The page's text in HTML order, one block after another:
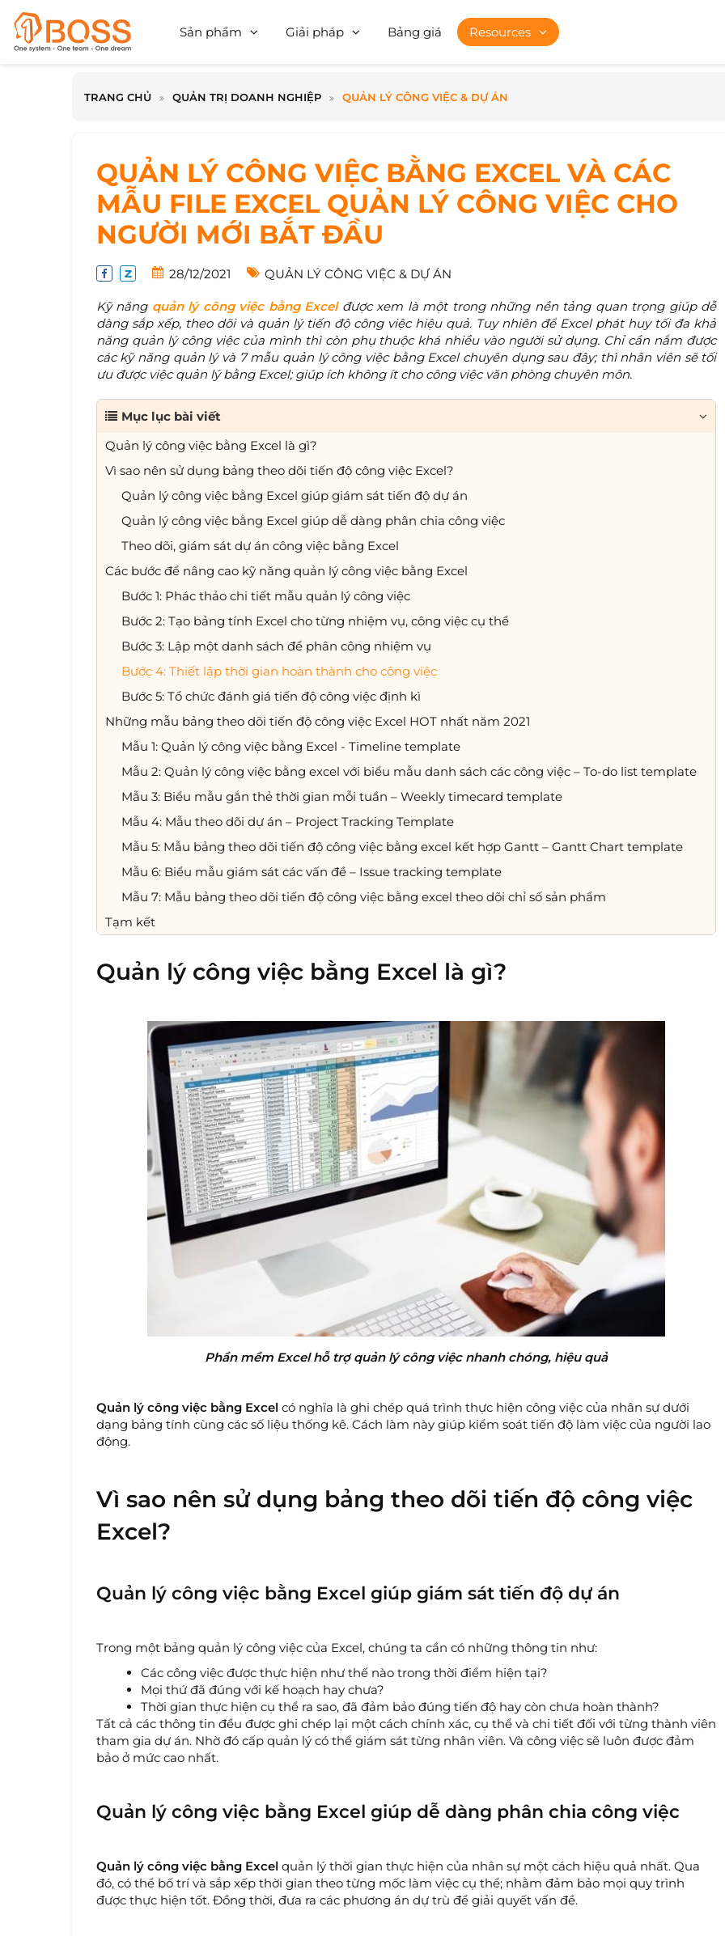
Sản phẩm Giải pháp Bảng giá Resources
TRANG CHỦ QUẢN TRỊ DOANH NGHIỆP QUẢN LÝ CÔNG VIỆC & DỰ ÁN
QUẢN LÝ CÔNG VIỆC BẰNG EXCEL VÀ CÁC
MẪU FILE EXCEL QUẢN LÝ CÔNG VIỆC CHO
NGƯỜI MỚI BẮT ĐẦU
28/12/2021 QUẢN LÝ CÔNG VIỆC & DỰ ÁN
Kỹ năng quản lý công việc bằng Excelđược xem là một trong những nền tảng quan trọng giúp dễ
dàng sắp xếp, theo dõi và quản lý tiến độ công việc hiệu quả. Tuy nhiên để Excel phát huy tối đa khả
năng quản lý công việc của mình thì còn phụ thuộc khá nhiều vào người sử dụng. Chỉ cần nắm được
các kỹ năng quản lý và 7 mẫu quản lý công việc bằng Excel chuyên dụng sau đây; thì nhân viên sẽ tối
ưu được việc quản lý bằng Excel; giúp ích không ít cho công việc văn phòng chuyên môn.
Mục lục bài viết
Quản lý công việc bằng Excel là gì?
Vì sao nên sử dụng bảng theo dõi tiến độ công việc Excel?
Quản lý công việc bằng Excel giúp giám sát tiến độ dự án
Quản lý công việc bằng Excel giúp dễ dàng phân chia công việc
Theo dõi, giám sát dự án công việc bằng Excel
Các bước để nâng cao kỹ năng quản lý công việc bằng Excel
Bước 1: Phác thảo chi tiết mẫu quản lý công việc
Bước 2: Tạo bảng tính Excel cho từng nhiệm vụ, công việc cụ thể
Bước 3: Lập một danh sách để phân công nhiệm vụ
Bước 4: Thiết lập thời gian hoàn thành cho công việc
Bước 5: Tổ chức đánh giá tiến độ công việc định kì
Những mẫu bảng theo dõi tiến độ công việc Excel HOT nhất năm 2021
Mẫu 1: Quản lý công việc bằng Excel - Timeline template
Mẫu 2: Quản lý công việc bằng excel với biểu mẫu danh sách các công việc – To-do list template
Mẫu 3: Biểu mẫu gắn thẻ thời gian mỗi tuần – Weekly timecard template
Mẫu 4: Mẫu theo dõi dự án – Project Tracking Template
Mẫu 5: Mẫu bảng theo dõi tiến độ công việc bằng excel kết hợp Gantt – Gantt Chart template
Mẫu 6: Biểu mẫu giám sát các vấn đề – Issue tracking template
Mẫu 7: Mẫu bảng theo dõi tiến độ công việc bằng excel theo dõi chỉ số sản phẩm
Tạm kết
Quản lý công việc bằng Excel là gì?
Phần mềm Excel hỗ trợ quản lý công việc nhanh chóng, hiệu quả
Quản lý công việc bằng Excel có nghĩa là ghi chép quá trình thực hiện công việc của nhân sự dưới
dạng bảng tính cùng các số liệu thống kê. Cách làm này giúp kiểm soát tiến độ làm việc của người lao
động.
Vì sao nên sử dụng bảng theo dõi tiến độ công việc
Excel?
Quản lý công việc bằng Excel giúp giám sát tiến độ dự án
Trong một bảng quản lý công việc của Excel, chúng ta cần có những thông tin như:
Các công việc được thực hiện như thế nào trong thời điểm hiện tại?
Mọi thứ đã đúng với kế hoạch hay chưa?
Thời gian thực hiện cụ thể ra sao, đã đảm bảo đúng tiến độ hay còn chưa hoàn thành?
Tất cả các thông tin đều được ghi chép lại một cách chính xác, cụ thể và chi tiết đối với từng thành viên
tham gia dự án. Nhờ đó cấp quản lý có thể giám sát từng nhân viên. Và công việc sẽ luôn được đảm
bảo ở mức cao nhất.
Quản lý công việc bằng Excel giúp dễ dàng phân chia công việc
Quản lý công việc bằng Excel quản lý thời gian thực hiện của nhân sự một cách hiệu quả nhất. Qua
đó, có thể bố trí và sắp xếp thời gian theo từng mốc làm việc cụ thể; nhằm đảm bảo mọi quy trình
được thực hiện tốt. Đồng thời, đưa ra các phương án dự trù để giải quyết vấn đề.